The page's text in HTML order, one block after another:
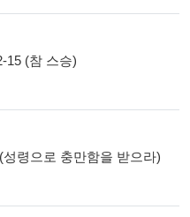
15 (참 스승)
령으로 충만함을 받으라)